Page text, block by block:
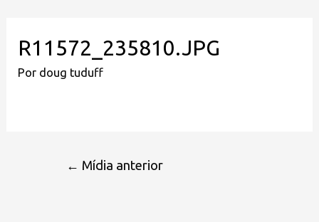
R11572_235810.JPG
Por doug tuduff
← Mídia anterior